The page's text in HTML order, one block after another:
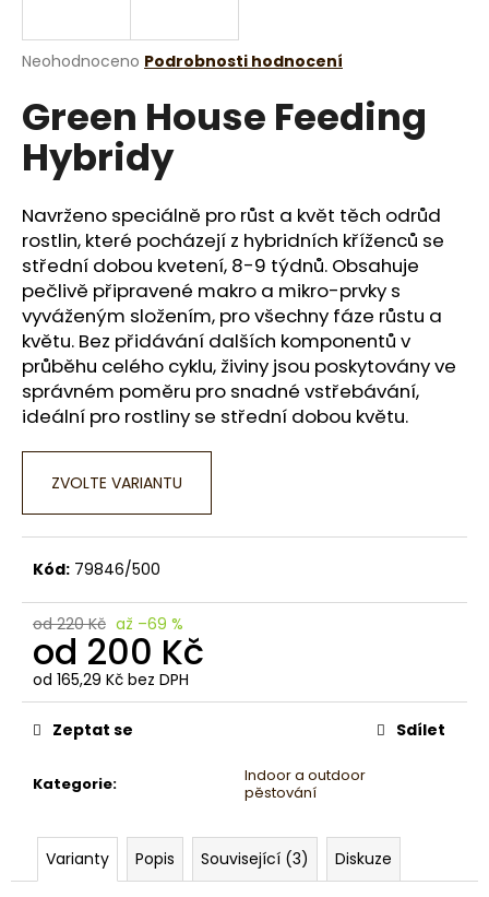
Průměrné
produktu
je
0,0
hvězdiček.
Neohodnoceno Podrobnosti hodnocení
Green House Feeding
Hybridy
Navrženo speciálně pro růst a květ těch odrůd
rostlin, které pocházejí z hybridních kříženců se
střední dobou kvetení, 8-9 týdnů. Obsahuje
pečlivě připravené makro a mikro-prvky s
vyváženým složením, pro všechny fáze růstu a
květu. Bez přidávání dalších komponentů v
průběhu celého cyklu, živiny jsou poskytovány ve
správném poměru pro snadné vstřebávání,
ideální pro rostliny se střední dobou květu.
ZVOLTE VARIANTU
Kód: 79846/500
od 220 Kč až –69 %
od 200 Kč
od 165,29 Kč bez DPH
Měrná
cena:
Kategorie:
Indoor a outdoor
pěstování
Zeptat se Sdílet
Varianty Popis Související (3) Diskuze
j
t
?
HLEDAT
D
o
p
o
r
u
j
e
e